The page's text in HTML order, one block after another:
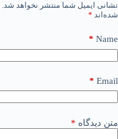
نشانی ایمیل شما منتشر نخواهد شد.
شده‌اند *
Name
*
Email
*
متن دیدگاه *